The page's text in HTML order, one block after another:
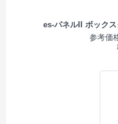
es-パネルII ボック
参考価